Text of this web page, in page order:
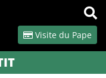
Visite du Pape